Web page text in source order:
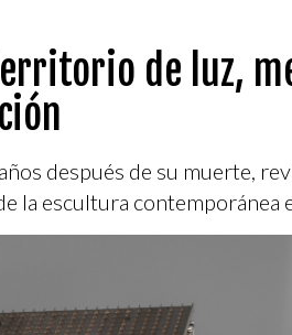
de luz,
después de su muerte,
la escultura contemporánea